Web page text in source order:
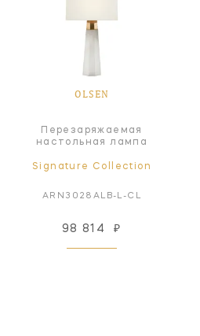
OLSEN
Перезаряжаемая
настольная лампа
Signature Collection
ARN3028ALB-L-CL
98 814 ₽